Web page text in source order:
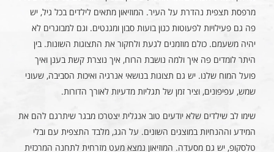
מרפסת תצפית נהדרת על העיר. המוזיאון מתאים לילדים בכל גיל, יש
פה גם פעילויות לפעוטות כגון בועות סבון ומגנטים. וגם למבוגרים לא
יהיה משעמם. כולם מוזמנים לגעת ולחקור את התצוגות השונות. בין
היתר לומדים פה איך ולמה נושבת הרוח, איך נוצרת קשת בענן ואיך
פועל המוח שלנו. יש גם תצוגות בנושאי אנרגיה ואיכות הסביבה, שעוני
שמש, עפיפונים, וציר זמן של תגליות מדעיות לאורך הדורות.
שימו לב שילדים שלא יודעים טוב אנגלית יצטרכו מבגר שיתרגם להם את
המידע וההנחיות במוצגים השונים. על הגג, מלבד התצפית עם ובלי
טלסקופ, יש גם מסעדה. המוזיאון נמצא מעט מזרחית לתחנה המרכזית